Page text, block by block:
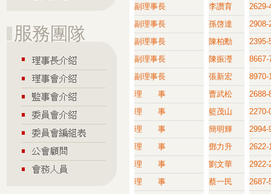
副理事長
李讚育
2629-
副理事長
孫啓達
2908-
副理事長
陳柏勳
2395-
副理事長
陳振瀅
8667-
副理事長
張新宏
8970-
理 事
曹武松
2688-
理 事
籃茂山
2270-
理 事
簡明輝
2994-
理 事
鄧力升
2622-
理 事
劉文華
2922-
理 事
蔡一民
2687-